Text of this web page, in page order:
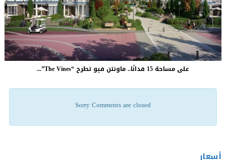
على مساحة 15 فدانًا.. ماونتن فيو تطرح “The Vines”...
Sorry Comments are closed
أسعار